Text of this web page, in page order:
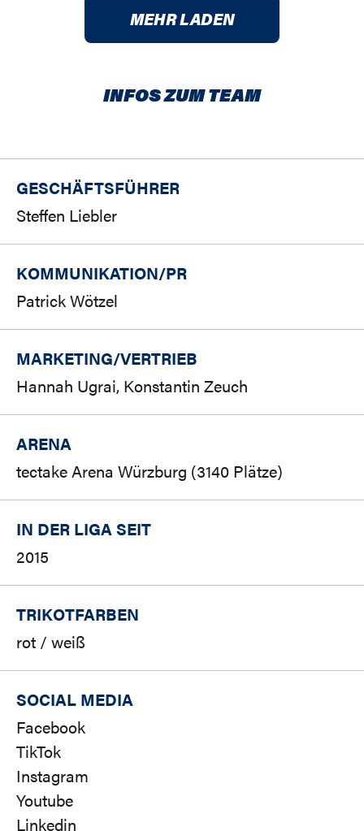
MEHR LADEN
INFOS ZUM TEAM
GESCHÄFTSFÜHRER
Steffen Liebler
KOMMUNIKATION/PR
Patrick Wötzel
MARKETING/VERTRIEB
Hannah Ugrai, Konstantin Zeuch
ARENA
tectake Arena Würzburg (3140 Plätze)
IN DER LIGA SEIT
2015
TRIKOTFARBEN
rot / weiß
SOCIAL MEDIA
Facebook
TikTok
Instagram
Youtube
Linkedin